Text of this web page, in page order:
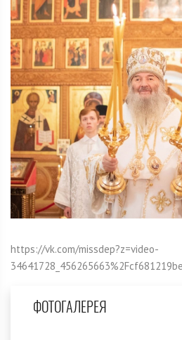
https://vk.com/missdep?z=video-
ФОТОГАЛЕРЕЯ